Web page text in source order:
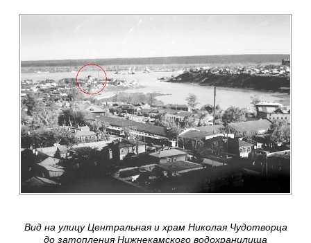
Вид на улицу Центральная и храм Николая Чудотворца
до затопления Нижнекамского водохранилища